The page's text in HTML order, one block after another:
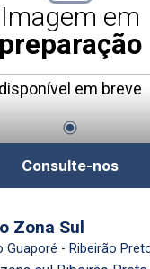
Imagem em
preparação
disponível em breve
Consulte-nos
Zona Sul
Guaporé - Ribeirão